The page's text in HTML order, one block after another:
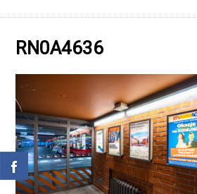
RN0A4636